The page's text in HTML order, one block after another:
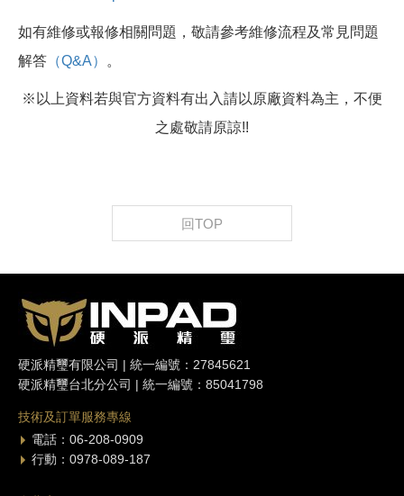
如有維修或報修相關問題，敬請參考維修流程及常見問題
解答 （Q&A） 。
※以上資料若與官方資料有出入請以原廠資料為主，不便
之處敬請原諒!!
回TOP
硬派精璽有限公司 | 統一編號：27845621
硬派精璽台北分公司 | 統一編號：85041798
技術及訂單服務專線
電話：06-208-0909
行動：0978-089-187